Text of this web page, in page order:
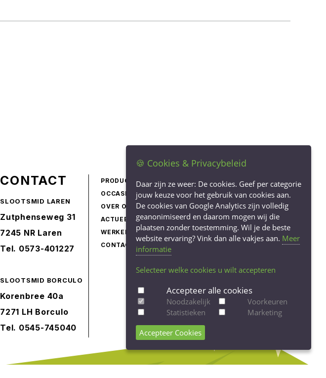
CONTACT
SLOOTSMID LAREN
Zutphenseweg 31
7245 NR Laren
Tel. 0573-401227
SLOOTSMID BORCULO
Korenbree 40a
7271 LH Borculo
Tel. 0545-745040
PRODUCTEN
OCCASIONS
OVER ONS
ACTUEEL
WERKEN BIJ
CONTACT
LEVERINGSVOORWAARDEN
PRIVACY STATEMENT
COOKIEBELEID
COOKIE-INSTELLINGEN
AANPASSEN
🍪 Cookies & Privacybeleid
Daar zijn ze weer: De cookies. Geef per categorie
jouw keuze voor het gebruik van cookies aan.
De cookies van Google Analytics zijn volledig
geanonimiseerd en daarom mogen wij die
plaatsen zonder toestemming. Wil je de beste
website ervaring? Vink dan alle vakjes aan. Meer
informatie
Selecteer welke cookies u wilt accepteren
Accepteer alle cookies
Noodzakelijk
Voorkeuren
Statistieken
Marketing
Accepteer Cookies